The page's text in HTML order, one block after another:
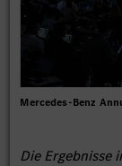
Mercedes-Benz
Die Ergebnisse